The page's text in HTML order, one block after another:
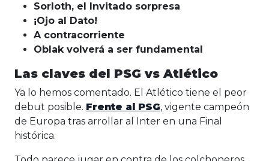
Sorloth, el Invitado sorpresa
¡Ojo al Dato!
A contracorriente
Oblak volverá a ser fundamental
Las claves del PSG vs Atlético
Ya lo hemos comentado. El Atlético tiene el peor
debut posible. Frente al PSG, vigente campeón
de Europa tras arrollar al Inter en una Final
histórica.